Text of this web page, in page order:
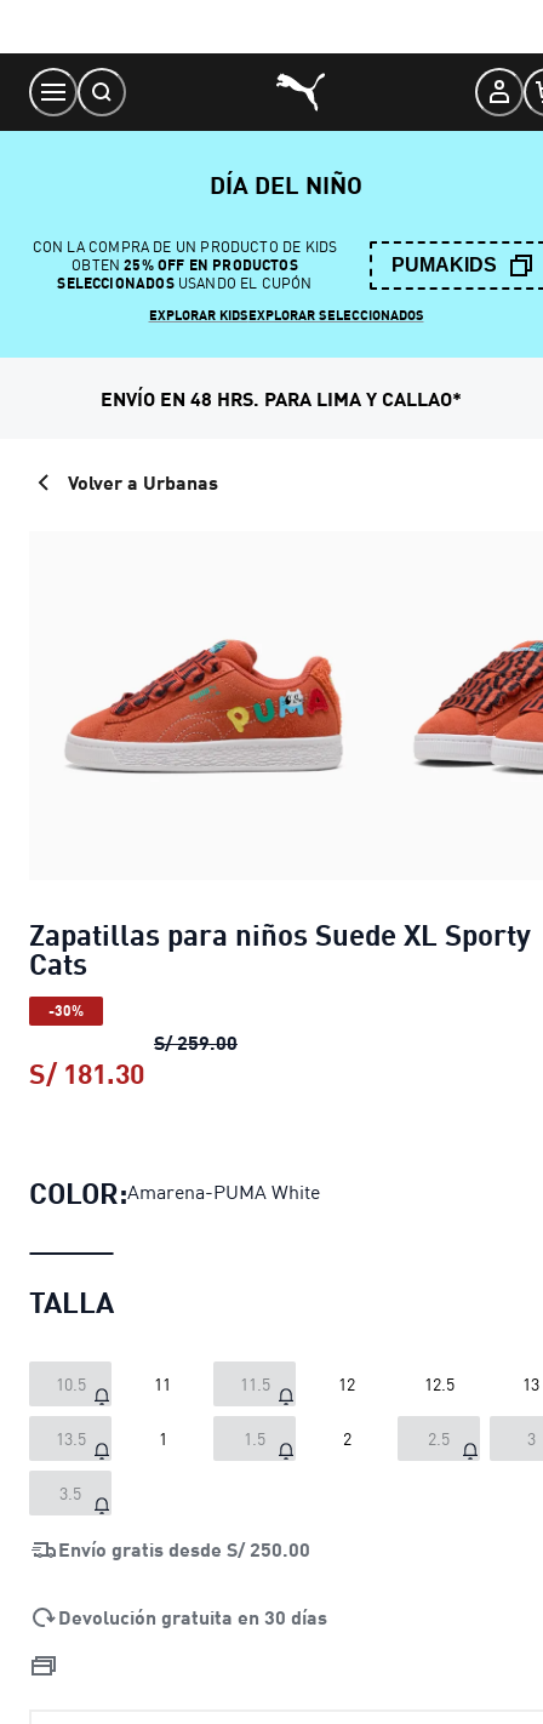
Content
DÍA DEL NIÑO
CON LA COMPRA DE UN PRODUCTO DE KIDS
OBTEN 25% OFF EN PRODUCTOS
SELECCIONADOSUSANDO EL CUPÓN
PUMAKIDS
EXPLORAR KIDSEXPLORAR SELECCIONADOS
ENVÍO EN 48 HRS. PARA LIMA Y CALLAO*
Volver a Urbanas
Zapatillas para niños Suede XL Sporty
Cats
-30%
S/ 259.00Zapatillas para niños Suede XL
S/ 181.30
COLOR:Amarena-PUMA White
TALLA
10.5 11 11.5 12 12.5 13
13.5 1 1.5 2 2.5 3
3.5
Envío gratis desde S/ 250.00
Devolución gratuita en 30 días